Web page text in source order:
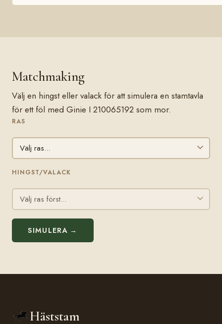
Matchmaking
Välj en hingst eller valack för att simulera en stamtavla
för ett föl med Ginie I 210065192 som mor.
RAS
HINGST/VALACK
SIMULERA →
Häststam